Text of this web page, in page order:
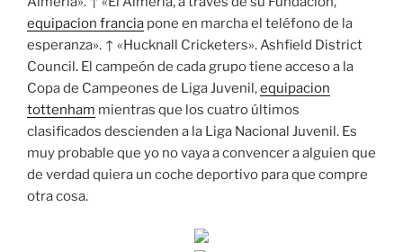
equipacion francia pone en marcha el teléfono de la
esperanza». ↑ «Hucknall Cricketers». Ashfield District
Council. El campeón de cada grupo tiene acceso a la
Copa de Campeones de Liga Juvenil,equipacion
tottenham mientras que los cuatro últimos
clasificados descienden a la Liga Nacional Juvenil. Es
muy probable que yo no vaya a convencer a alguien que
de verdad quiera un coche deportivo para que compre
otra cosa.